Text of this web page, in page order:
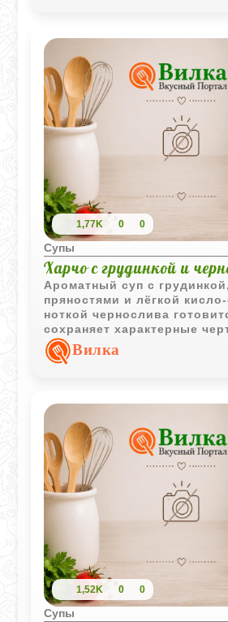
1,77K 0 0
Супы
Харчо с грудинкой и
Ароматный суп с
пряностями и лёгкой
ноткой чернослива
сохраняет характерные
знаменитого грузинского
Вилка
1,52K 0 0
Супы